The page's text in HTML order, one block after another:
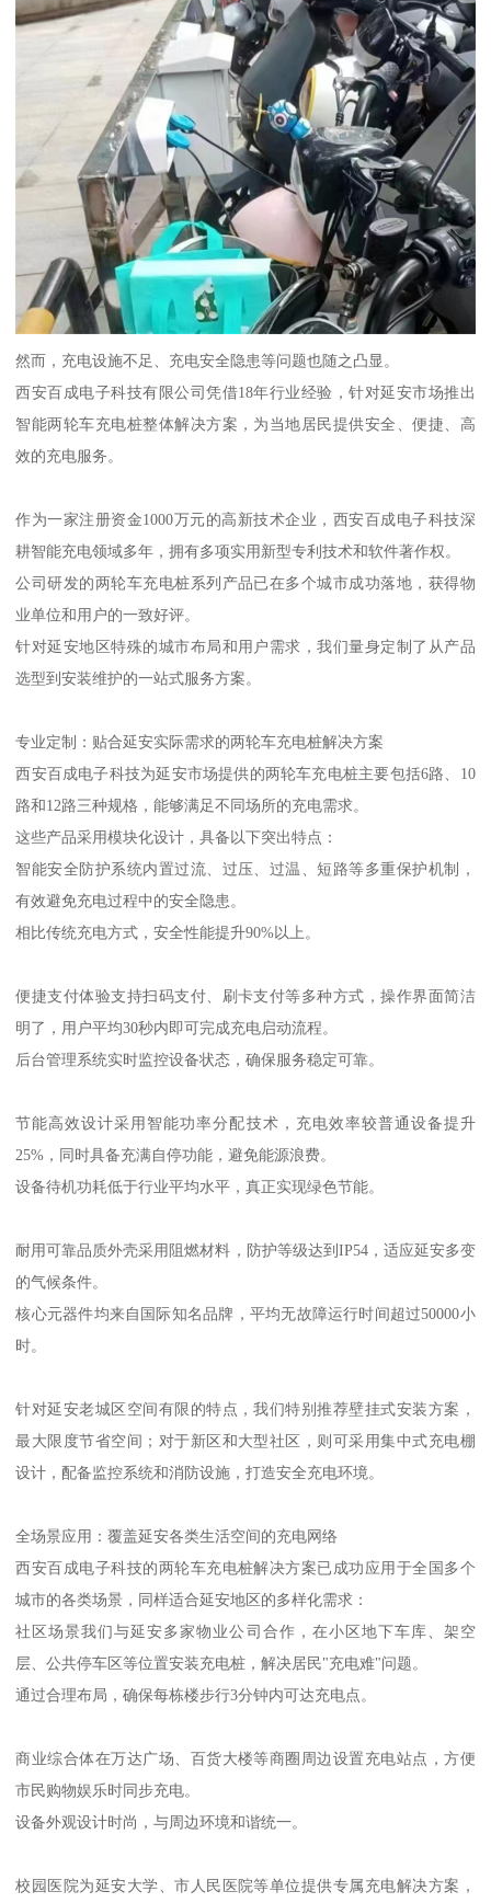
然而，充电设施不足、充电安全隐患等问题也随之凸显。
西安百成电子科技有限公司凭借18年行业经验，针对延安市场推出
智能两轮车充电桩整体解决方案，为当地居民提供安全、便捷、高
效的充电服务。
作为一家注册资金1000万元的高新技术企业，西安百成电子科技深
耕智能充电领域多年，拥有多项实用新型专利技术和软件著作权。
公司研发的两轮车充电桩系列产品已在多个城市成功落地，获得物
业单位和用户的一致好评。
针对延安地区特殊的城市布局和用户需求，我们量身定制了从产品
选型到安装维护的一站式服务方案。
专业定制：贴合延安实际需求的两轮车充电桩解决方案
西安百成电子科技为延安市场提供的两轮车充电桩主要包括6路、10
路和12路三种规格，能够满足不同场所的充电需求。
这些产品采用模块化设计，具备以下突出特点：
智能安全防护系统内置过流、过压、过温、短路等多重保护机制，
有效避免充电过程中的安全隐患。
相比传统充电方式，安全性能提升90%以上。
便捷支付体验支持扫码支付、刷卡支付等多种方式，操作界面简洁
明了，用户平均30秒内即可完成充电启动流程。
后台管理系统实时监控设备状态，确保服务稳定可靠。
节能高效设计采用智能功率分配技术，充电效率较普通设备提升
25%，同时具备充满自停功能，避免能源浪费。
设备待机功耗低于行业平均水平，真正实现绿色节能。
耐用可靠品质外壳采用阻燃材料，防护等级达到IP54，适应延安多变
的气候条件。
核心元器件均来自国际知名品牌，平均无故障运行时间超过50000小
时。
针对延安老城区空间有限的特点，我们特别推荐壁挂式安装方案，
最大限度节省空间；对于新区和大型社区，则可采用集中式充电棚
设计，配备监控系统和消防设施，打造安全充电环境。
全场景应用：覆盖延安各类生活空间的充电网络
西安百成电子科技的两轮车充电桩解决方案已成功应用于全国多个
城市的各类场景，同样适合延安地区的多样化需求：
社区场景我们与延安多家物业公司合作，在小区地下车库、架空
层、公共停车区等位置安装充电桩，解决居民"充电难"问题。
通过合理布局，确保每栋楼步行3分钟内可达充电点。
商业综合体在万达广场、百货大楼等商圈周边设置充电站点，方便
市民购物娱乐时同步充电。
设备外观设计时尚，与周边环境和谐统一。
校园医院为延安大学、市人民医院等单位提供专属充电解决方案，